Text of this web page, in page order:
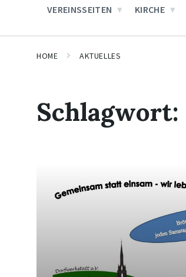
VEREINSSEITEN KIRCHE
HOME AKTUELLES
Schlagwort: